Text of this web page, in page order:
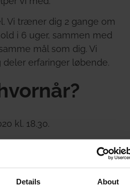
Details About
Vi træner dig 2 gange om
i 6 uger, sammen med
mål som dig. Vi
erfaringer løbende.
kl. 18.30.
(FYSIQ Kastrup)
(FYSIQ Femøren)